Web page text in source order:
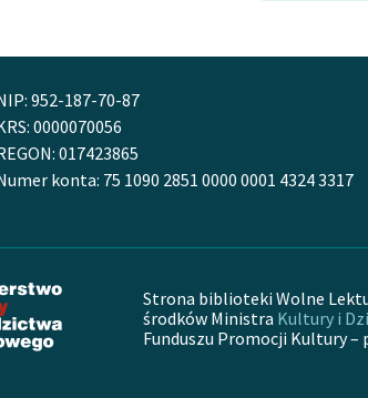
952-187-70-87
0000070056
017423865
konta: 75 1090 2851 0000 0001 4324 3317
Strona biblioteki Wolne
środków Ministra Kultury i
Funduszu Promocji Kultury